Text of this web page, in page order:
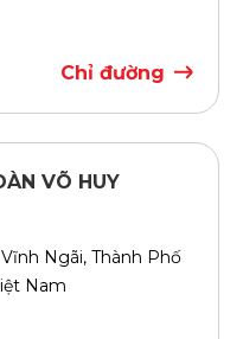
Chỉ đường
VÕ HUY
Ngãi, Thành Phố
Nam